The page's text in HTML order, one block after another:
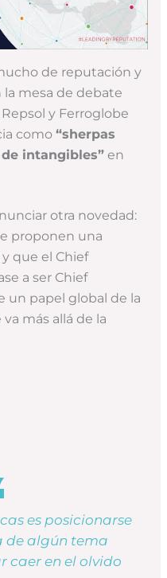
de reputación y
mesa de debate
Repsol y Ferroglobe
como “sherpas
intangibles”en
otra novedad:
proponen una
y que el Chief
a ser Chief
un papel global de la
más allá de la
es posicionarse
de algún tema
caer en el olvido